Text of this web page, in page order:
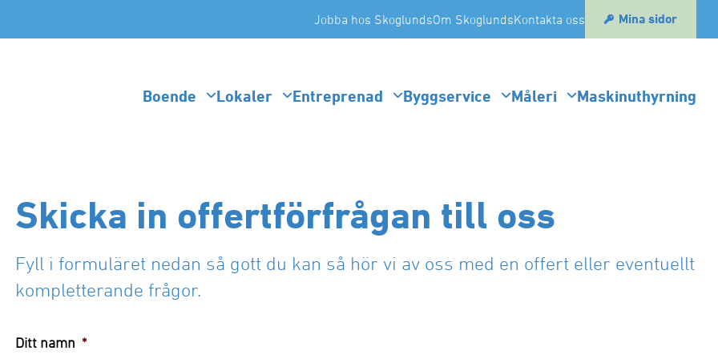
Jobba hos SkoglundsOm SkoglundsKontakta oss Mina sidor
Boende Lokaler Entreprenad Byggservice Måleri Maskinuthyrning
Skicka in offertförfrågan till oss
Fyll i formuläret nedan så gott du kan så hör vi av oss med en offert eller eventuellt
kompletterande frågor.
Ditt namn *